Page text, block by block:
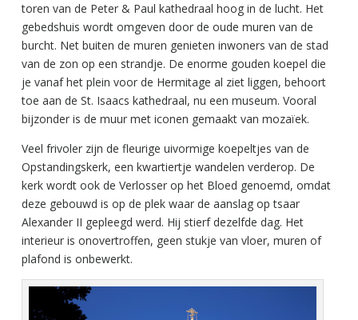
toren van de Peter & Paul kathedraal hoog in de lucht. Het
gebedshuis wordt omgeven door de oude muren van de
burcht. Net buiten de muren genieten inwoners van de stad
van de zon op een strandje. De enorme gouden koepel die
je vanaf het plein voor de Hermitage al ziet liggen, behoort
toe aan de St. Isaacs kathedraal, nu een museum. Vooral
bijzonder is de muur met iconen gemaakt van mozaïek.
Veel frivoler zijn de fleurige uivormige koepeltjes van de
Opstandingskerk, een kwartiertje wandelen verderop. De
kerk wordt ook de Verlosser op het Bloed genoemd, omdat
deze gebouwd is op de plek waar de aanslag op tsaar
Alexander II gepleegd werd. Hij stierf dezelfde dag. Het
interieur is onovertroffen, geen stukje van vloer, muren of
plafond is onbewerkt.